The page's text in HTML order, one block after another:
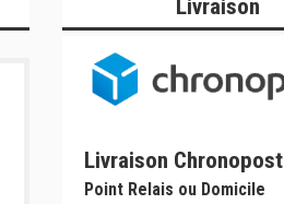
Livraison
Livraison Chronopost
Point Relais ou Domicile